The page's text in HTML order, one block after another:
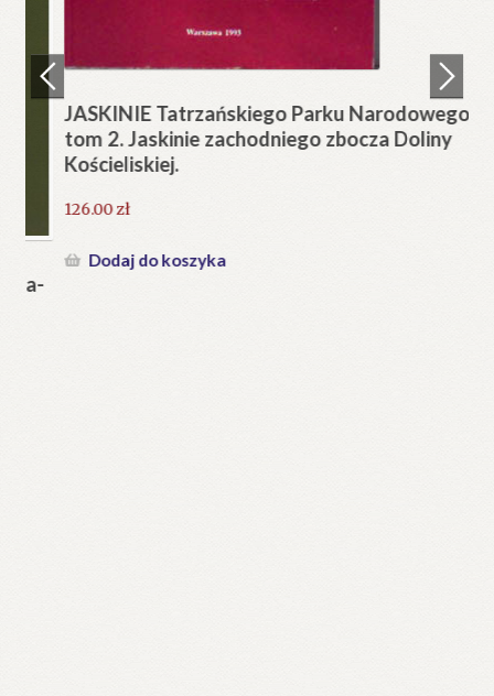
Zamówienie
Help in English
JASKINIE Tatrzańskiego Parku Narodowego
tom 2. Jaskinie zachodniego zbocza Doliny
Kościeliskiej.
126.00zł
Dodaj do koszyka